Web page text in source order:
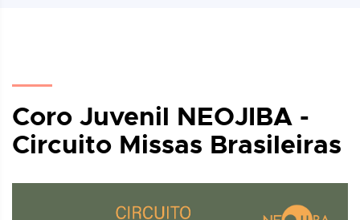
Coro Juvenil NEOJIBA -
Circuito Missas Brasileiras